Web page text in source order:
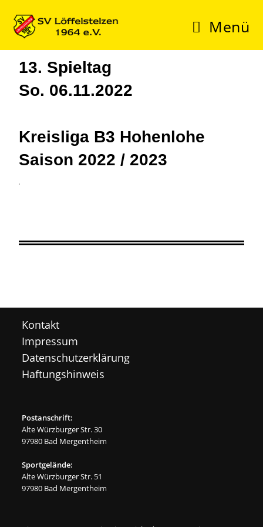
Menü
13. Spieltag
So. 06.11.2022
Kreisliga B3 Hohenlohe
Saison 2022 / 2023
3
Kontakt
Impressum
Datenschutzerklärung
Haftungshinweis
Postanschrift:
Alte Würzburger Str. 30
97980 Bad Mergentheim
Sportgelände:
Alte Würzburger Str. 51
97980 Bad Mergentheim